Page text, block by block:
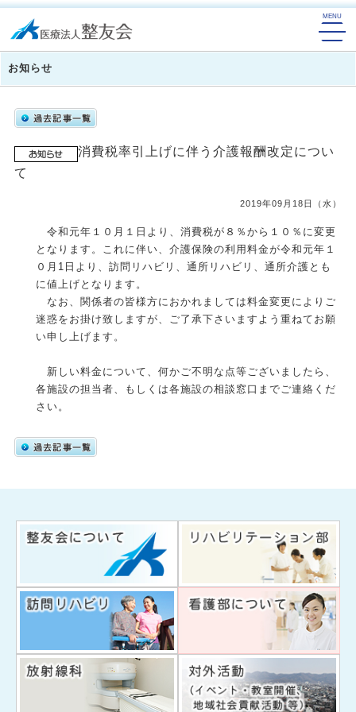
お知らせ
消費税率引上げに伴う介護報酬改定につい
て
2019年09月18日（水）
令和元年１０月１日より、消費税が８％から１０％に変更
となります。これに伴い、介護保険の利用料金が令和元年１
０月1日より、訪問リハビリ、通所リハビリ、通所介護とも
に値上げとなります。
なお、関係者の皆様方におかれましては料金変更によりご
迷惑をお掛け致しますが、ご了承下さいますよう重ねてお願
い申し上げます。
新しい料金について、何かご不明な点等ございましたら、
各施設の担当者、もしくは各施設の相談窓口までご連絡くだ
さい。